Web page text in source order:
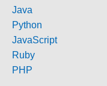
Java
Python
JavaScript
Ruby
PHP